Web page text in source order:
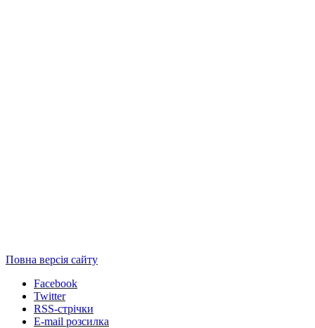
Повна версія сайту
Facebook
Twitter
RSS-стрічки
E-mail розсилка